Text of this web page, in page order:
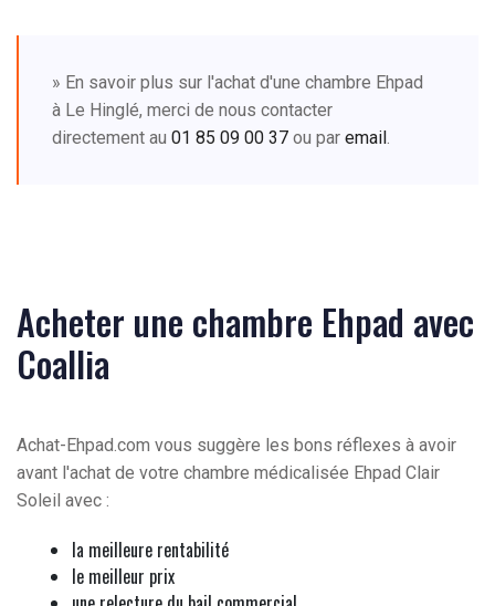
» En savoir plus sur l'achat d'une chambre Ehpad
à Le Hinglé, merci de nous contacter
directement au 01 85 09 00 37 ou par email
Acheter une chambre Ehpad avec
Coallia
Achat-Ehpad.com vous suggère les bons réflexes à avoir
avant l'achat de votre chambre médicalisée Ehpad Clair
Soleil avec :
la meilleure rentabilité
le meilleur prix